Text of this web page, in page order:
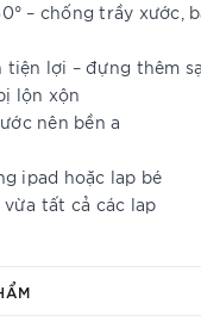
– chống trầy xước,
tiện lợi – đựng thêm
lộn xộn
nên bền a
ipad hoặc lap bé
tất cả các lap